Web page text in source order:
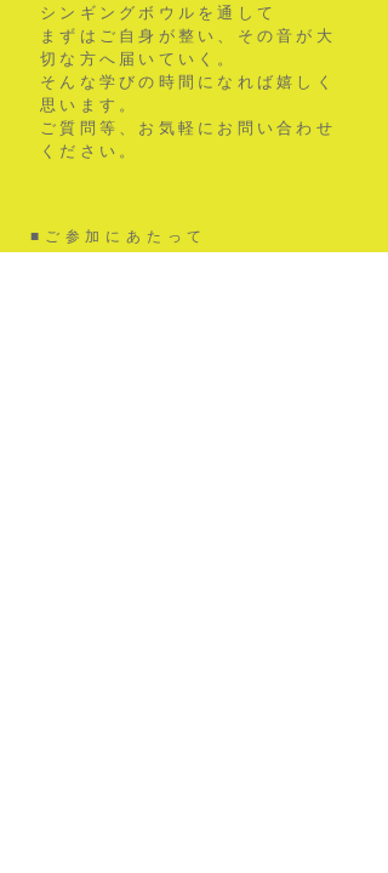
シンギングボウルを通して
まずはご自身が整い、その音が大
切な方へ届いていく。
​そんな学びの時間になれば嬉しく
思います。
​ご質問等、お気軽にお問い合わせ
ください。
■ご参加にあたって